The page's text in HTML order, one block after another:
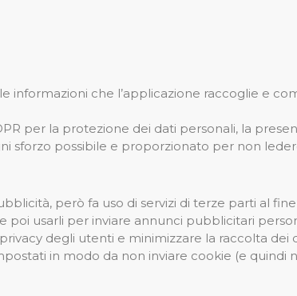
informazioni che l’applicazione raccoglie e
per la protezione dei dati personali, la
sforzo possibile e proporzionato per non
però fa uso di servizi di terze parti al
usarli per inviare annunci pubblicitari
degli utenti e minimizzare la raccolta dei
in modo da non inviare cookie (e quindi